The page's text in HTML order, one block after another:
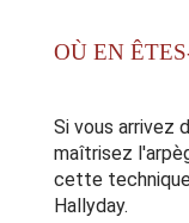
OÙ EN
Si vous arrivez
maîtrisez
cette
Hallyday.